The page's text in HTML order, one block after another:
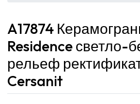
A17874
Residence светло-
рельеф
Cersanit